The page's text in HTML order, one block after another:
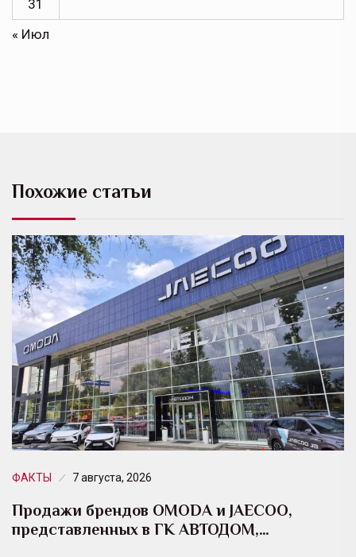
31
« Июл
Похожие статьи
ФАКТЫ 7 августа, 2026
Продажи брендов OMODA и JAECOO,
представленных в ГК АВТОДОМ,…